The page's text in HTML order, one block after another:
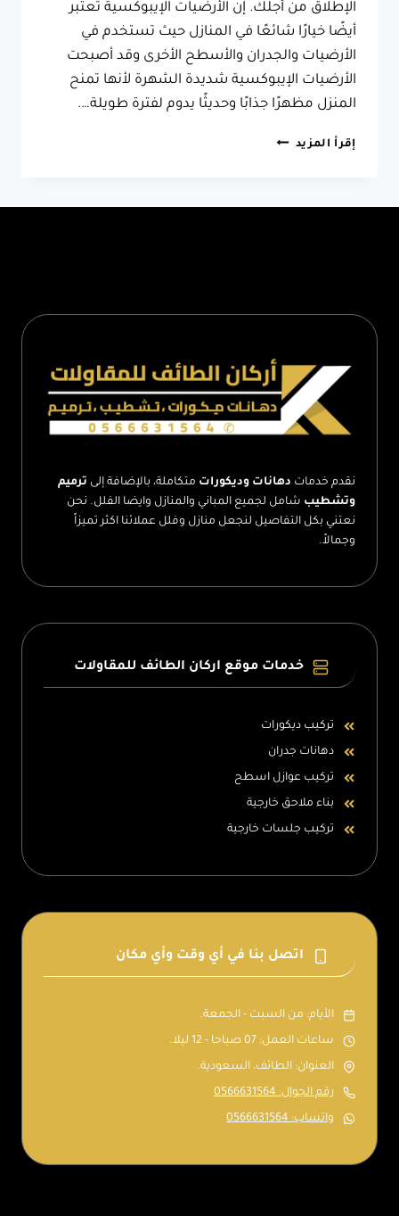
الإطلاق من أجلك. إن الأرضيات الإيبوكسية تعتبر
أيضًا خيارًا شائعًا في المنازل حيث تستخدم في
الأرضيات والجدران والأسطح الأخرى وقد أصبحت
الأرضيات الإيبوكسية شديدة الشهرة لأنها تمنح
المنزل مظهرًا جذابًا وحديثًا يدوم لفترة طويلة….
إقرأ المزيد معلم
نقدم خدمات دهانات وديكورات متكاملة، بالإضافة إلى ترميم
وتشطيب شامل لجميع المباني والمنازل وايضا الفلل. نحن
نعتني بكل التفاصيل لنجعل منازل وفلل عملائنا اكثر تميزاً
وجمالاً.
خدمات موقع اركان الطائف للمقاولات
تركيب ديكورات
دهانات جدران
تركيب عوازل اسطح
بناء ملاحق خارجية
تركيب جلسات خارجية
اتصل بنا في أي وقت وأي مكان
الأيام: من السبت - الجمعة.
ساعات العمل: 07 صباحا - 12 ليلا.
العنوان: الطائف، السعودية.
رقم الجوال: 0566631564
واتساب: 0566631564